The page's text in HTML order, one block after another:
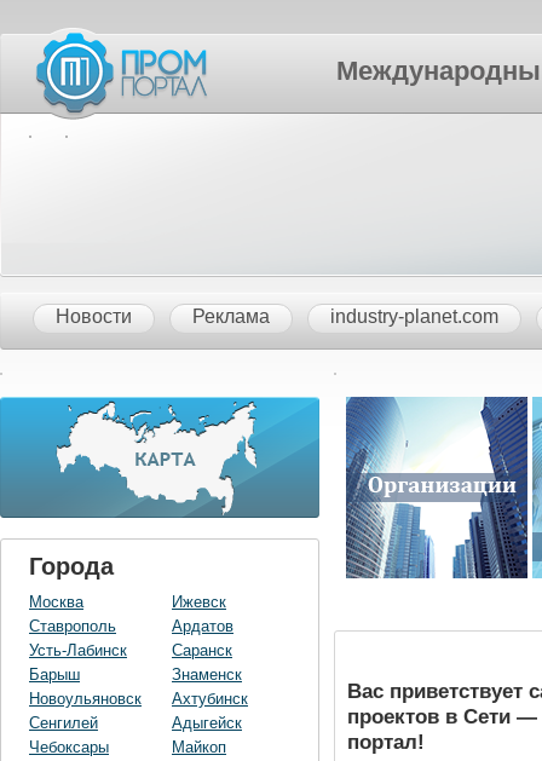
Международный
Новости Реклама industry-planet.com
Города
Москва
Ставрополь
Усть-Лабинск
Барыш
Новоульяновск
Сенгилей
Чебоксары
Ижевск
Ардатов
Саранск
Знаменск
Ахтубинск
Адыгейск
Майкоп
Вас приветствует
проектов в Сети
портал!